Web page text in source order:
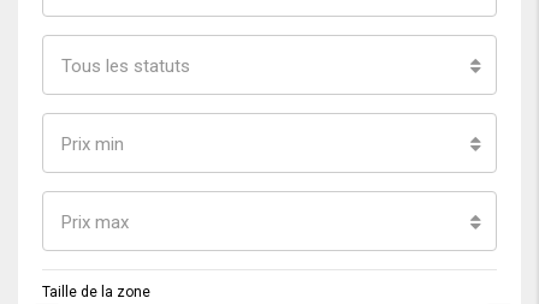
Tous les statuts
Prix min
Prix max
Taille de la zone